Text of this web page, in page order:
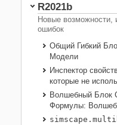
релиза
Вопросы совместимости
Несовместимости только
R2021b
Новые возможности,
ошибок
Общий Гибкий
Модели
Инспектор
которые не
Волшебный Блок
Формулы: